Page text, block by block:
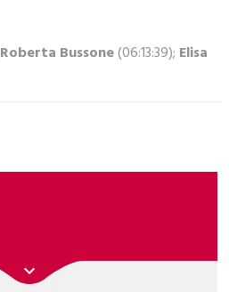
Roberta Bussone(06:13:39); Elisa